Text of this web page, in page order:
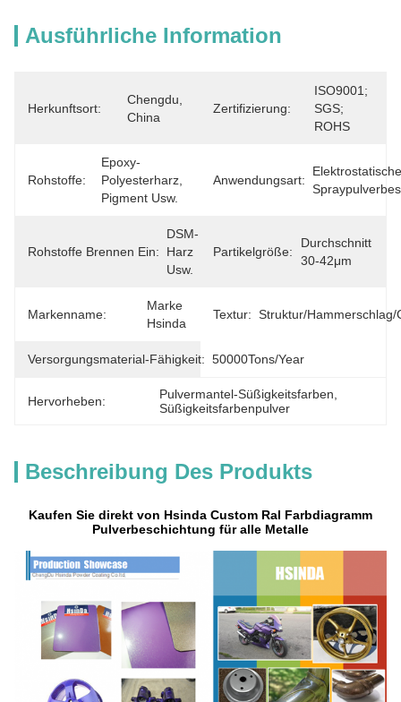
Ausführliche Information
Herkunftsort:
Chengdu,
China
Zertifizierung:
ISO9001;
SGS;
ROHS
Rohstoffe:
Epoxy-
Polyesterharz,
Pigment Usw.
Anwendungsart:
Elektrostatische
Rohstoffe Brennen Ein:
DSM-
Harz
Usw.
Partikelgröße:
Durchschnitt
30-42μm
Markenname:
Marke
Hsinda
Textur: Struktur/Hammerschlag/
Versorgungsmaterial-Fähigkeit: 50000Tons/Year
Hervorheben: Pulvermantel-Süßigkeitsfarben
Süßigkeitsfarbenpulver
Beschreibung Des Produkts
Kaufen Sie direkt von Hsinda Custom Ral Farbdiagramm
Pulverbeschichtung für alle Metalle